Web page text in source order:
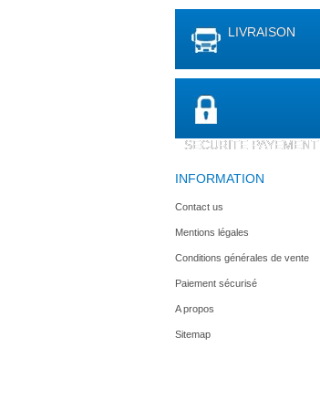
LIVRAISON
SECURITE PAYEMENT
INFORMATION
Contact us
Mentions légales
Conditions générales de vente
Paiement sécurisé
A propos
Sitemap